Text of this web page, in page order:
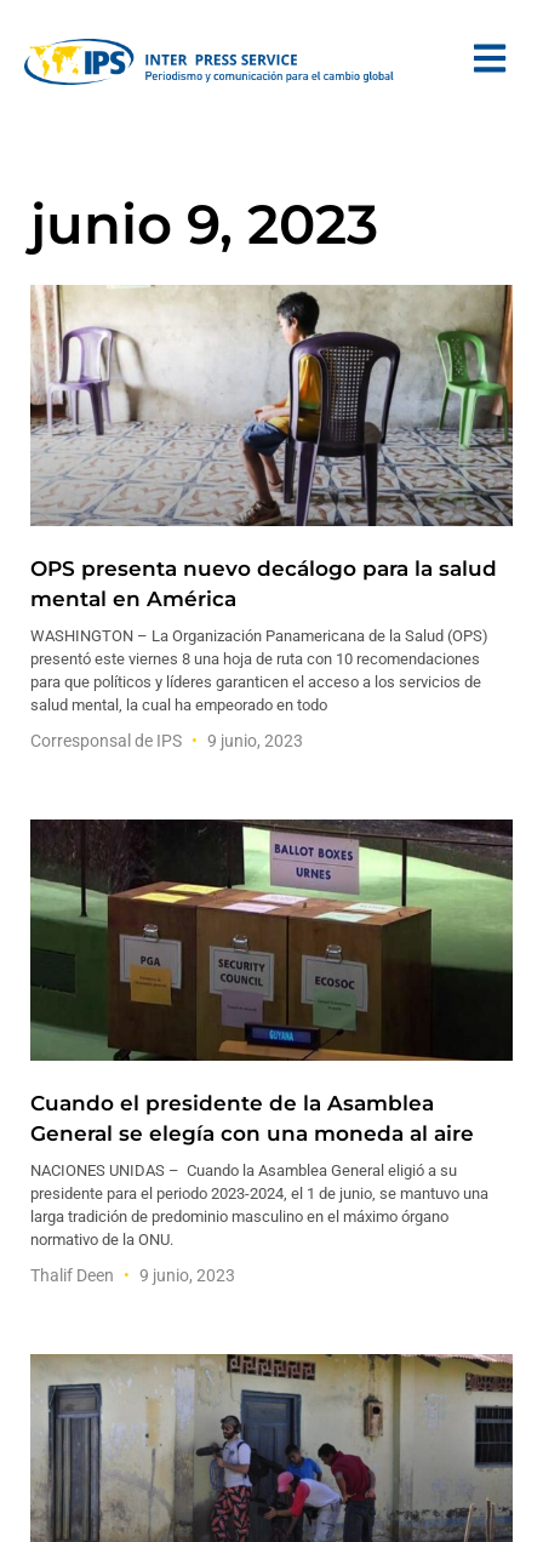
junio 9, 2023
OPS presenta nuevo decálogo para la salud
mental en América
WASHINGTON – La Organización Panamericana de la Salud (OPS)
presentó este viernes 8 una hoja de ruta con 10 recomendaciones
para que políticos y líderes garanticen el acceso a los servicios de
salud mental, la cual ha empeorado en todo
Corresponsal de IPS 9 junio, 2023
Cuando el presidente de la Asamblea
General se elegía con una moneda al aire
NACIONES UNIDAS – Cuando la Asamblea General eligió a su
presidente para el periodo 2023-2024, el 1 de junio, se mantuvo una
larga tradición de predominio masculino en el máximo órgano
normativo de la ONU.
Thalif Deen 9 junio, 2023